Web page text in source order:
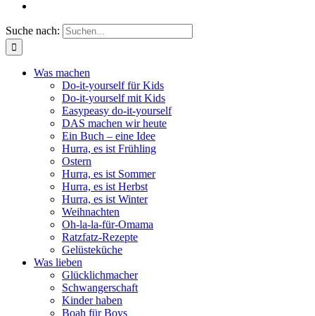
Suche nach:
Was machen
Do-it-yourself für Kids
Do-it-yourself mit Kids
Easypeasy do-it-yourself
DAS machen wir heute
Ein Buch – eine Idee
Hurra, es ist Frühling
Ostern
Hurra, es ist Sommer
Hurra, es ist Herbst
Hurra, es ist Winter
Weihnachten
Oh-la-la-für-Omama
Ratzfatz-Rezepte
Gelüsteküche
Was lieben
Glücklichmacher
Schwangerschaft
Kinder haben
Boah für Boys